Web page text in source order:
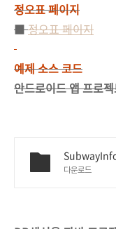
정오표 페이지
■정오표 페이지
예제 소스 코드
안드로이드 앱 프로
다운로드